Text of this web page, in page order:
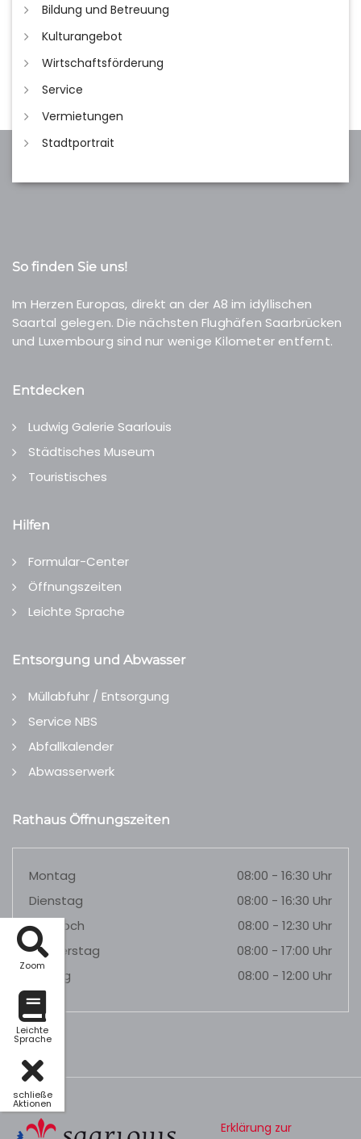
Zoom
Leichte
Sprache
schließe
Aktionen
Bildung und Betreuung
Kulturangebot
Wirtschaftsförderung
Service
Vermietungen
Stadtportrait
So finden Sie uns!
Im Herzen Europas, direkt an der A8 im idyllischen
Saartal gelegen. Die nächsten Flughäfen Saarbrücken
und Luxembourg sind nur wenige Kilometer entfernt.
Entdecken
Ludwig Galerie Saarlouis
Städtisches Museum
Touristisches
Hilfen
Formular-Center
Öffnungszeiten
Leichte Sprache
Entsorgung und Abwasser
Müllabfuhr / Entsorgung
Service NBS
Abfallkalender
Abwasserwerk
Rathaus Öffnungszeiten
Montag
08:00 - 16:30 Uhr
Dienstag
08:00 - 16:30 Uhr
Mittwoch
08:00 - 12:30 Uhr
Donnerstag
08:00 - 17:00 Uhr
Freitag
08:00 - 12:00 Uhr
Erklärung zur